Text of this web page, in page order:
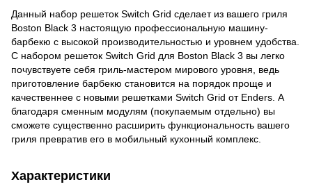
Данный набор решеток Switch Grid сделает из вашего гриля
Boston Black 3 настоящую профессиональную машину-
барбекю с высокой производительностью и уровнем удобства.
С набором решеток Switch Grid для Boston Black 3 вы легко
почувствуете себя гриль-мастером мирового уровня, ведь
приготовление барбекю становится на порядок проще и
качественнее с новыми решетками Switch Grid от Enders. А
благодаря сменным модулям (покупаемым отдельно) вы
сможете существенно расширить функциональность вашего
гриля превратив его в мобильный кухонный комплекс.
Характеристики